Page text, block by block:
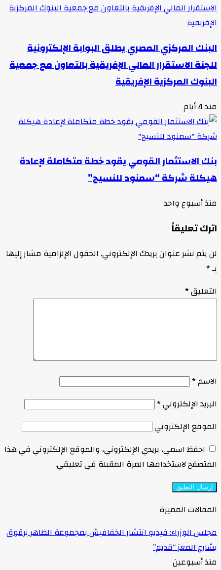
البنك المركزي المصري يطلق البوابة الإلكترونية
للجنة الاستقرار المالي الإفريقية بالتعاون مع جمعية
البنوك المركزية الإفريقية
منذ 4 أيام
بنك الاستثمار القومي يقود خطة متكاملة لإعادة
هيكلة شركة “سمنود للنسيج”
منذ أسبوع واحد
اترك تعليقاً
لن يتم نشر عنوان بريدك الإلكتروني. الحقول الإلزامية مشار إليها
بـ*
التعليق*
الاسم*
البريد الإلكتروني*
الموقع الإلكتروني
احفظ اسمي، بريدي الإلكتروني، والموقع الإلكتروني في هذا
المتصفح لاستخدامها المرة المقبلة في تعليقي.
المقالات المميزة
مجلس الوزراء: فيديو انتشار الخفافيش بمجموعة الظاهر برقوق
بشارع المعز “قديم”
منذ أسبوعين